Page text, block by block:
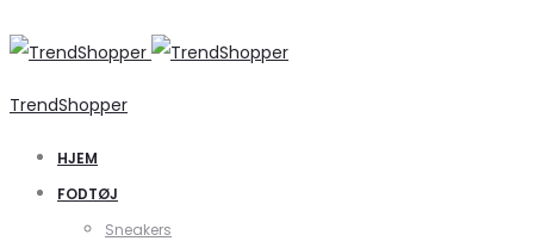
TrendShopper
HJEM
FODTØJ
Sneakers